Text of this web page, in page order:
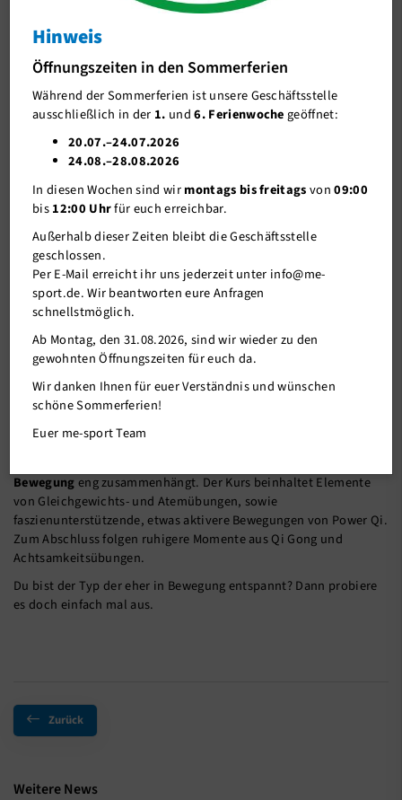
NEU: Entspannung in Bewegung-
Power Down (Entspannung mit Qi)
27.07.2021
Ab jetzt immer montags 19:00-20:00 Uhr an der
Goldbergermühle
mit Barry. Power Down (Entspannung mit Qi)
Bewegungeng zusammenhängt. Der Kurs beinhaltet Elemente
von Gleichgewichts- und Atemübungen, sowie
faszienunterstützende, etwas aktivere Bewegungen von Power Qi.
Zum Abschluss folgen ruhigere Momente aus Qi Gong und
Achtsamkeitsübungen.
Du bist der Typ der eher in Bewegung entspannt? Dann probiere
es doch einfach mal aus.
Zurück
Weitere News
J-Team
Stellenangebote
Förderverein me-sport e.V.
Mitgliederservice
Verantwortung
Hinweis
Öffnungszeiten in den Sommerferien
Während der Sommerferien ist unsere Geschäftsstelle
ausschließlich in der 1. und6. Ferienwochegeöffnet:
20.07.–24.07.2026
24.08.–28.08.2026
In diesen Wochen sind wirmontags bis freitagsvon09:00
bis12:00 Uhrfür euch erreichbar.
Außerhalb dieser Zeiten bleibt die Geschäftsstelle
geschlossen.
Per E-Mail erreicht ihr uns jederzeit unter info@me-
sport.de. Wir beantworten eure Anfragen
schnellstmöglich.
Ab Montag, den 31.08.2026, sind wir wieder zu den
gewohnten Öffnungszeiten für euch da.
Wir danken Ihnen für euer Verständnis und wünschen
schöne Sommerferien!
Euer me-sport Team